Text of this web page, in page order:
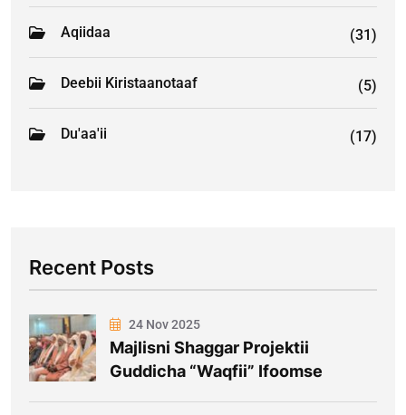
Aqiidaa (31)
Deebii Kiristaanotaaf (5)
Du'aa'ii (17)
Recent Posts
24 Nov 2025
Majlisni Shaggar Projektii
Guddicha “Waqfii” Ifoomse